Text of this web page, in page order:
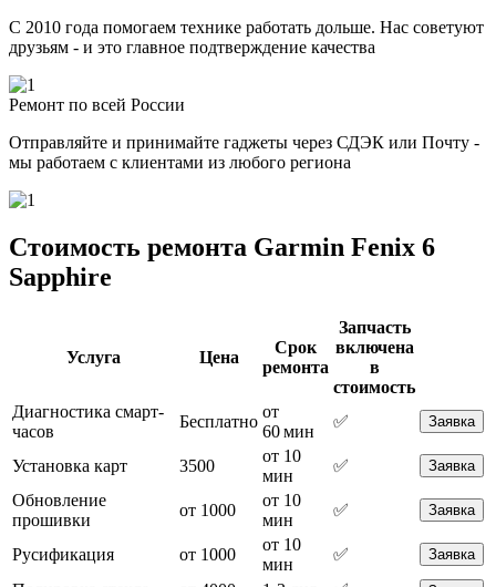
С 2010 года помогаем технике работать дольше. Нас советуют
друзьям - и это главное подтверждение качества
Ремонт по всей России
Отправляйте и принимайте гаджеты через СДЭК или Почту -
мы работаем с клиентами из любого региона
Стоимость ремонта Garmin Fenix 6
Sapphire
Услуга Цена
Срок
ремонта
Запчасть
включена
в
стоимость
Диагностика смарт-
часов
Бесплатно
от
60 мин
✅ Заявка
Установка карт 3500
от 10
мин
✅ Заявка
Обновление
прошивки
от 1000
от 10
мин
✅ Заявка
Русификация от 1000
от 10
мин
✅ Заявка